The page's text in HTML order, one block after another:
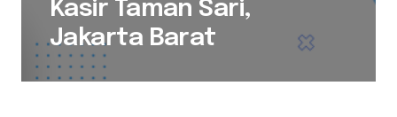
Kasir Taman Sari,
Jakarta Barat